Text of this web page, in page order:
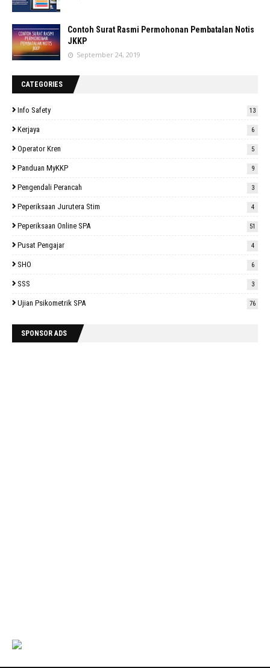
Contoh Surat Rasmi Permohonan Pembatalan Notis
JKKP
September 24, 2019
CATEGORIES
Info Safety 13
Kerjaya 6
Operator Kren 5
Panduan MyKKP 9
Pengendali Perancah 3
Peperiksaan Jurutera Stim 4
Peperiksaan Online SPA 51
Pusat Pengajar 4
SHO 6
SSS 3
Ujian Psikometrik SPA 76
SPONSOR ADS